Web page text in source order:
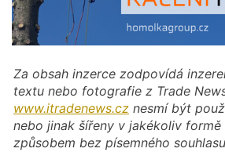
Za obsah inzerce zodpovídá
textu nebo fotografie z Trade
www.itradenews.cz nesmí být
nebo jinak šířeny v jakékoliv
způsobem bez písemného